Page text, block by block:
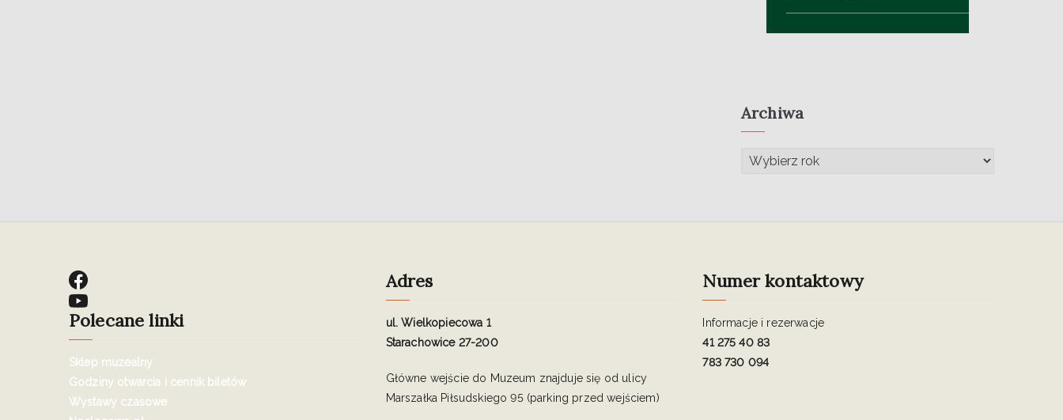
Archiwa
Polecane linki
Sklep muzealny
Godziny otwarcia i cennik biletów
Wystawy czasowe
Adres
ul. Wielkopiecowa 1
Starachowice 27-200
Główne wejście do Muzeum znajduje się od ulicy
Marszałka Piłsudskiego 95 (parking przed wejściem)
Numer kontaktowy
Informacje i rezerwacje
41 275 40 83
783 730 094